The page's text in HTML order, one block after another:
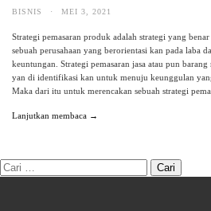
BISNIS · MEI 3, 2021
Strategi pemasaran produk adalah strategi yang
sebuah perusahaan yang berorientasi kan pada laba
keuntungan. Strategi pemasaran jasa atau pun
yan di identifikasi kan untuk menuju keunggulan
Maka dari itu untuk merencakan sebuah strategi
Lanjutkan membaca →